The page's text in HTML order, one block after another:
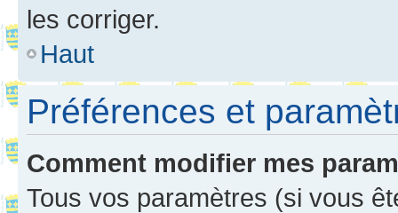
les corriger.
Haut
Préférences et
Comment modifier mes
Tous vos paramètres (si vous